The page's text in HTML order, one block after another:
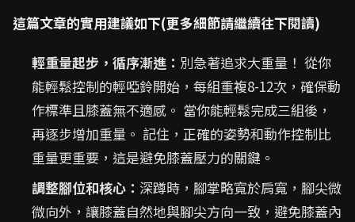
這篇文章的實用建議如下(更多細節請繼續往下閱讀)
輕重量起步，循序漸進： 別急著追求大重量！ 從你
能輕鬆控制的輕啞鈴開始，每組重複8-12次，確保動
作標準且膝蓋無不適感。 當你能輕鬆完成三組後，
再逐步增加重量。 記住，正確的姿勢和動作控制比
重量更重要，這是避免膝蓋壓力的關鍵。
調整腳位和核心： 深蹲時，腳掌略寬於肩寬，腳尖微
微向外，讓膝蓋自然地與腳尖方向一致，避免膝蓋內